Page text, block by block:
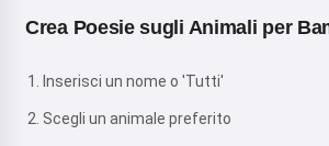
Crea Poesie sugli Animali per
Inserisci un nome o 'Tutti'
Scegli un animale preferito